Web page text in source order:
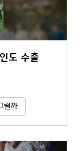
도 수출
럴까